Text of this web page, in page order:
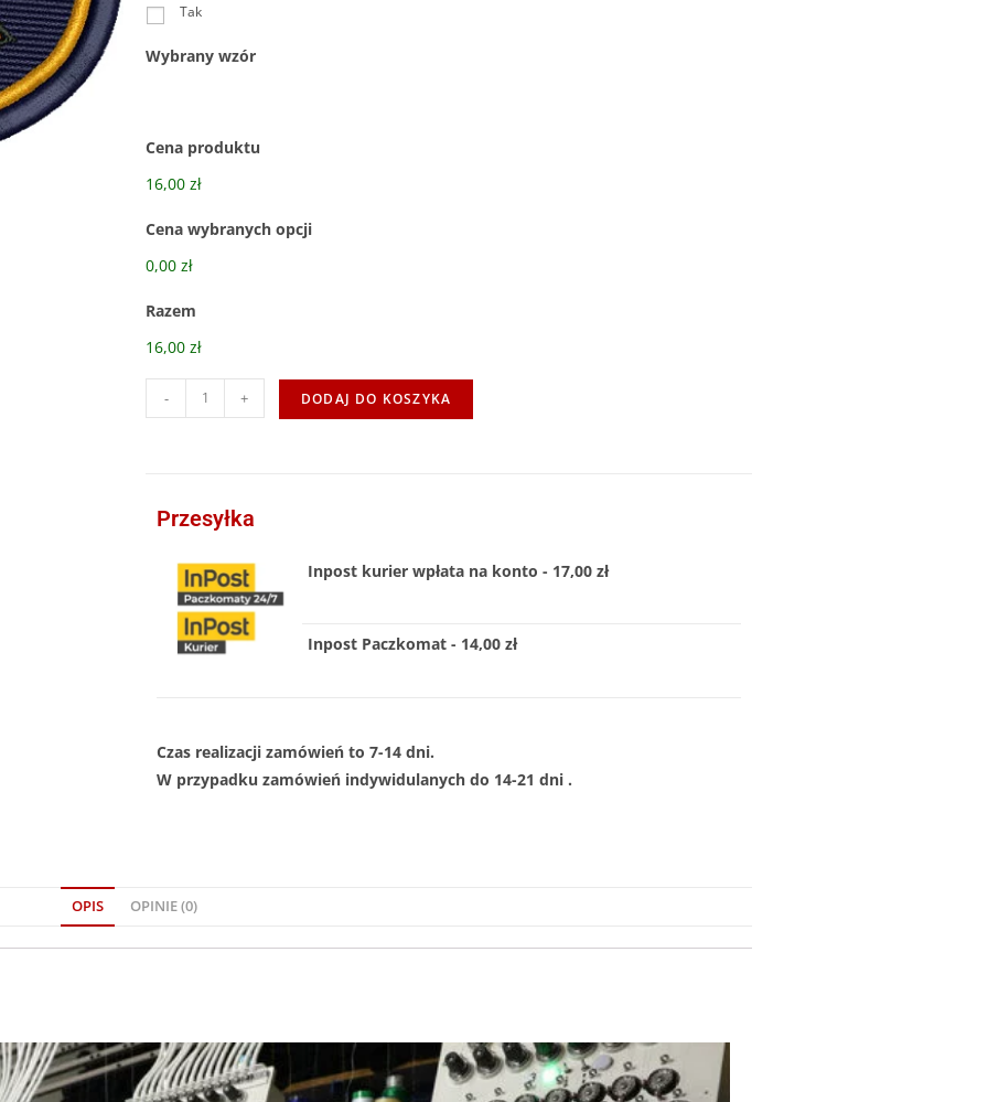
Tak
Wybrany wzór
Cena produktu
16,00 zł
Cena wybranych opcji
0,00 zł
Razem
16,00 zł
- + DODAJ DO KOSZYKA
Przesyłka
Inpost kurier wpłata na konto - 17,00 zł
Inpost Paczkomat - 14,00 zł
Czas realizacji zamówień to 7-14 dni.
W przypadku zamówień indywidulanych do 14-21 dni .
OPIS OPINIE (0)